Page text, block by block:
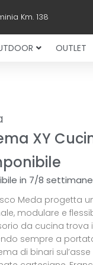
Km. 138
OUTLET
XY
in 7/8 settimane
Meda progetta
modulare e
da cucina trova
sempre a
di binari sul’asse